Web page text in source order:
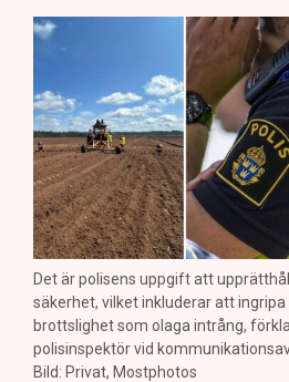
Det är polisens uppgift att
säkerhet, vilket inkluderar att
brottslighet som olaga intrång,
polisinspektör vid
Bild: Privat, Mostphotos